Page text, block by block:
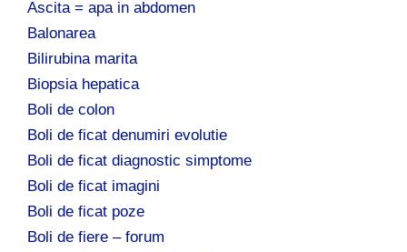
Ascita = apa in abdomen
Balonarea
Bilirubina marita
Biopsia hepatica
Boli de colon
Boli de ficat denumiri evolutie
Boli de ficat diagnostic simptome
Boli de ficat imagini
Boli de ficat poze
Boli de fiere – forum